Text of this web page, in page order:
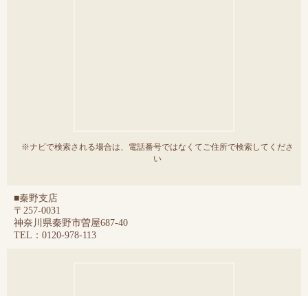
※ナビで検索される場合は、電話番号ではなくてご住所で検索してくださ
い
■秦野支店
〒257-0031
神奈川県秦野市曽屋687-40
TEL：0120-978-113